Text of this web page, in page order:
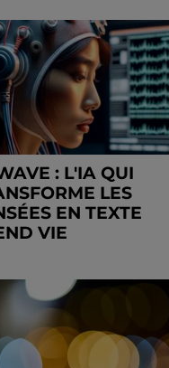
: L'IA QUI
LES
EN TEXTE
VIE